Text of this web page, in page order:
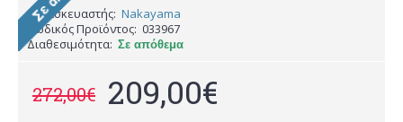
Κατασκευαστής: Nakayama
Κωδικός Προϊόντος: 033967
Διαθεσιμότητα: Σε απόθεμα
272,00€ 209,00€